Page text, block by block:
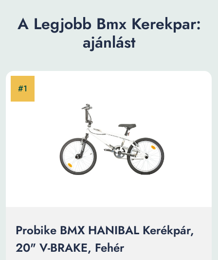
A Legjobb Bmx Kerekpar:
ajánlást
Probike BMX HANIBAL Kerékpár,
20" V-BRAKE, Fehér